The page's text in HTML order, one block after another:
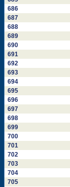
686
687
688
689
690
691
692
693
694
695
696
697
698
699
700
701
702
703
704
705